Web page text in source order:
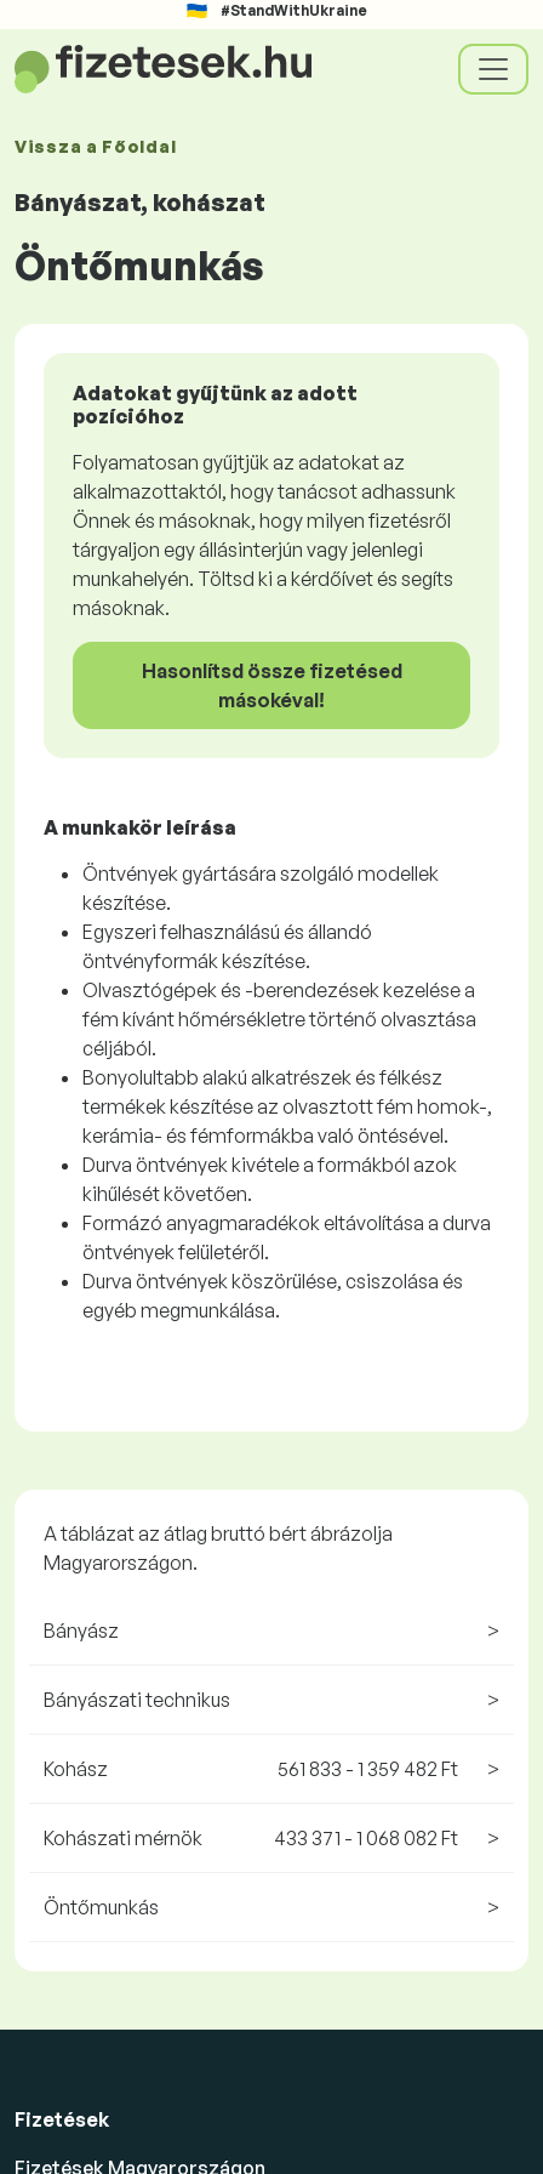
#StandWithUkraine
Vissza a Főoldal
Bányászat, kohászat
Öntőmunkás
Adatokat gyűjtünk az adott
pozícióhoz
Folyamatosan gyűjtjük az adatokat az
alkalmazottaktól, hogy tanácsot adhassunk
Önnek és másoknak, hogy milyen fizetésről
tárgyaljon egy állásinterjún vagy jelenlegi
munkahelyén. Töltsd ki a kérdőívet és segíts
másoknak.
Hasonlítsd össze fizetésed
másokéval!
A munkakör leírása
Öntvények gyártására szolgáló modellek
készítése.
Egyszeri felhasználású és állandó
öntvényformák készítése.
Olvasztógépek és -berendezések kezelése a
fém kívánt hőmérsékletre történő olvasztása
céljából.
Bonyolultabb alakú alkatrészek és félkész
termékek készítése az olvasztott fém homok-,
kerámia- és fémformákba való öntésével.
Durva öntvények kivétele a formákból azok
kihűlését követően.
Formázó anyagmaradékok eltávolítása a durva
öntvények felületéről.
Durva öntvények köszörülése, csiszolása és
egyéb megmunkálása.
A táblázat az átlag bruttó bért ábrázolja
Magyarországon.
Bányász >
Bányászati technikus >
Kohász 561 833 - 1 359 482 Ft >
Kohászati mérnök 433 371 - 1 068 082 Ft >
Öntőmunkás >
Fizetések
Fizetések Magyarországon